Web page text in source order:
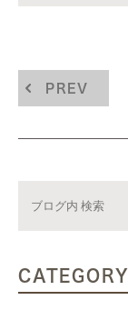
PREV
CATEGORY